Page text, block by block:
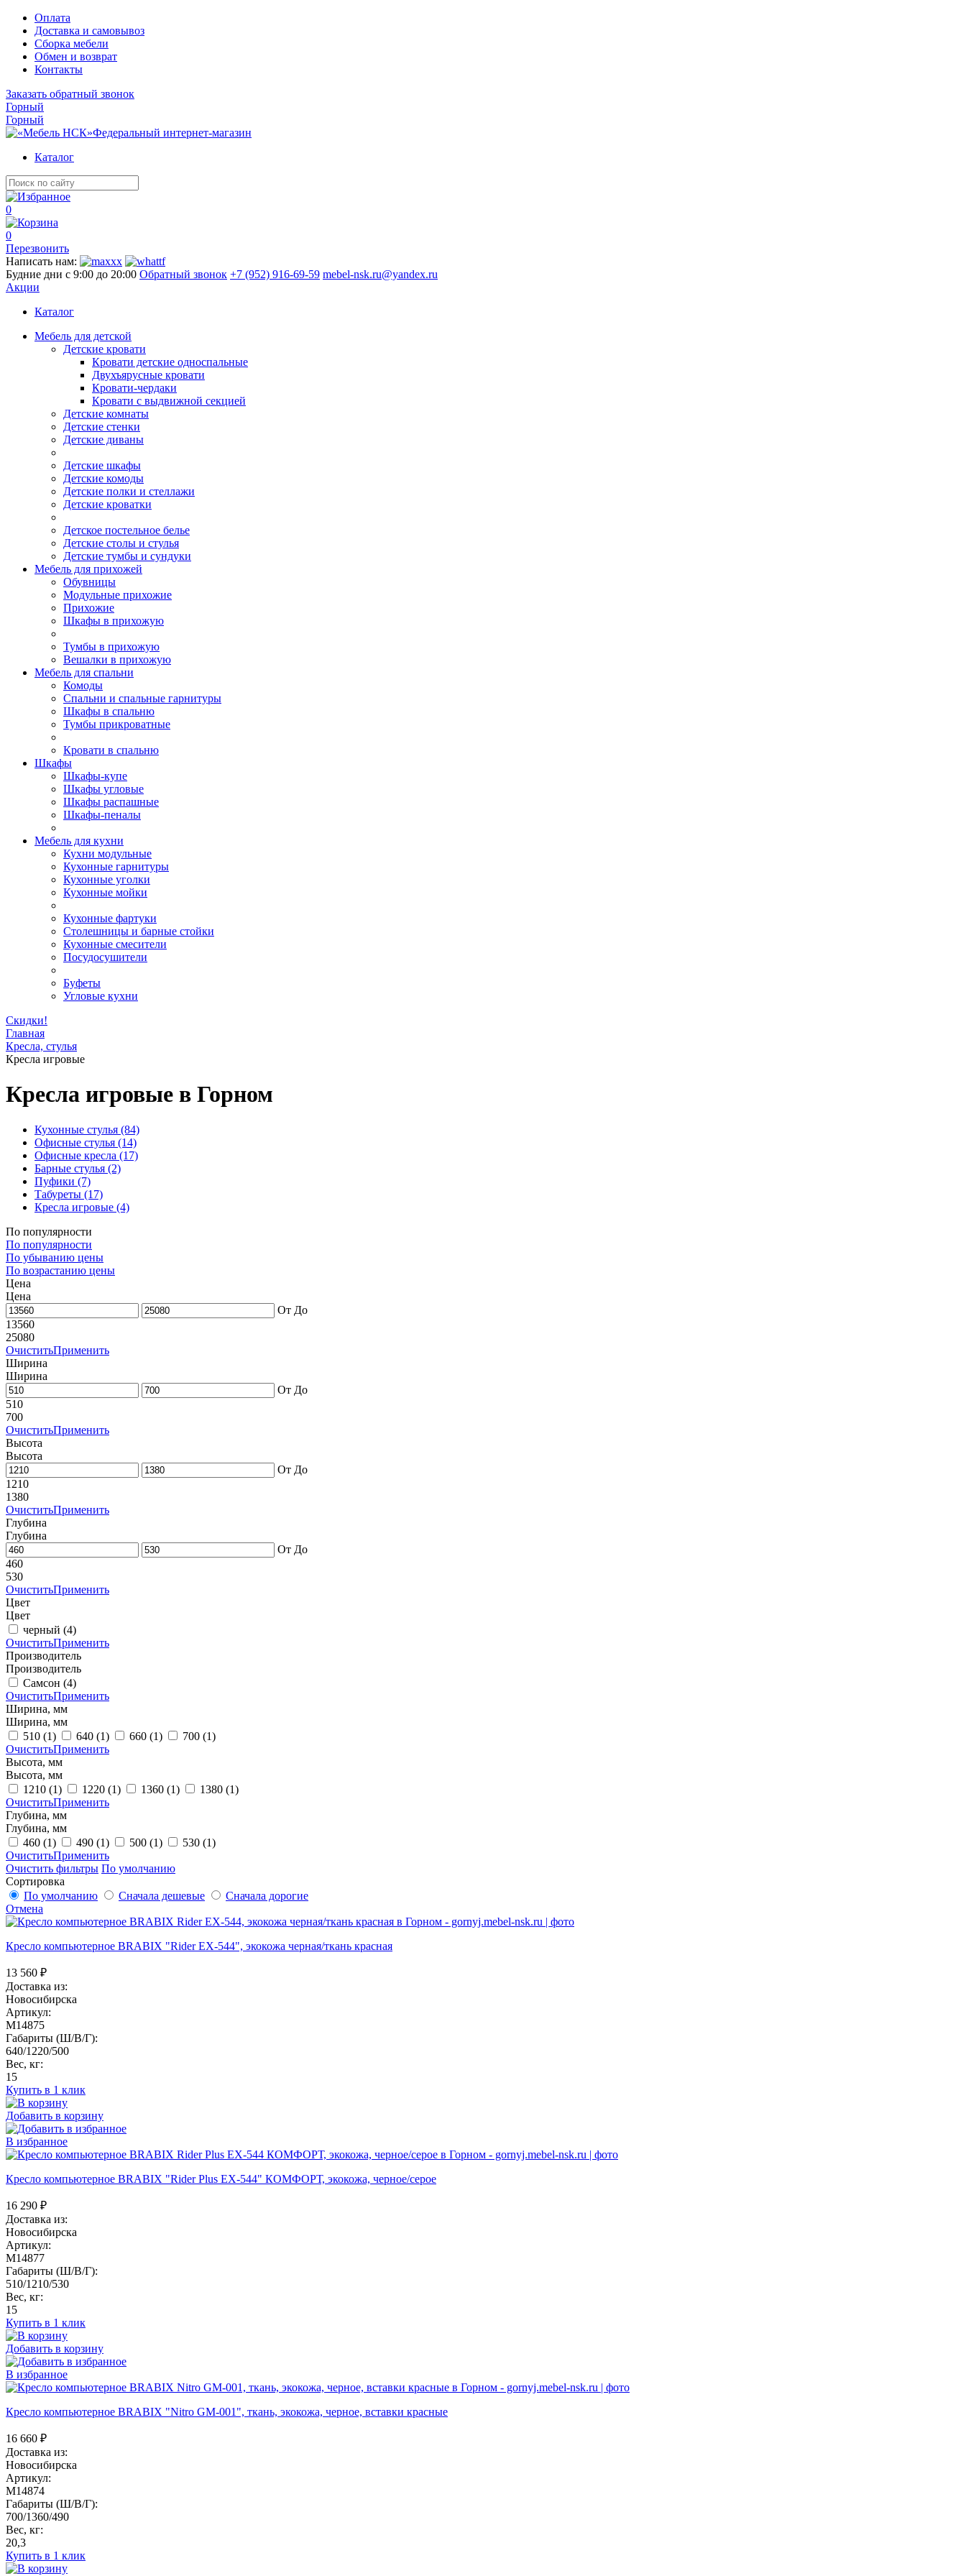
Оплата
Доставка и самовывоз
Сборка мебели
Обмен и возврат
Контакты
Заказать обратный звонок
Горный
Горный
Федеральный интернет-магазин
Каталог
0
0
Перезвонить
Написать нам:
Будние дни с 9:00 до 20:00 Обратный звонок +7 (952) 916-69-59 mebel-nsk.ru@yandex.ru
Акции
Каталог
Мебель для детской
Детские кровати
Кровати детские односпальные
Двухъярусные кровати
Кровати-чердаки
Кровати с выдвижной секцией
Детские комнаты
Детские стенки
Детские диваны
Детские шкафы
Детские комоды
Детские полки и стеллажи
Детские кроватки
Детское постельное белье
Детские столы и стулья
Детские тумбы и сундуки
Мебель для прихожей
Обувницы
Модульные прихожие
Прихожие
Шкафы в прихожую
Тумбы в прихожую
Вешалки в прихожую
Мебель для спальни
Комоды
Спальни и спальные гарнитуры
Шкафы в спальню
Тумбы прикроватные
Кровати в спальню
Шкафы
Шкафы-купе
Шкафы угловые
Шкафы распашные
Шкафы-пеналы
Мебель для кухни
Кухни модульные
Кухонные гарнитуры
Кухонные уголки
Кухонные мойки
Кухонные фартуки
Столешницы и барные стойки
Кухонные смесители
Посудосушители
Буфеты
Угловые кухни
Скидки!
Главная
Кресла, стулья
Кресла игровые
Кресла игровые в Горном
Кухонные стулья (84)
Офисные стулья (14)
Офисные кресла (17)
Барные стулья (2)
Пуфики (7)
Табуреты (17)
Кресла игровые (4)
По популярности
По популярности
По убыванию цены
По возрастанию цены
Цена
Цена
От До
13560
25080
ОчиститьПрименить
Ширина
Ширина
От До
510
700
ОчиститьПрименить
Высота
Высота
От До
1210
1380
ОчиститьПрименить
Глубина
Глубина
От До
460
530
ОчиститьПрименить
Цвет
Цвет
черный (4)
ОчиститьПрименить
Производитель
Производитель
Самсон (4)
ОчиститьПрименить
Ширина, мм
Ширина, мм
510 (1) 640 (1) 660 (1) 700 (1)
ОчиститьПрименить
Высота, мм
Высота, мм
1210 (1) 1220 (1) 1360 (1) 1380 (1)
ОчиститьПрименить
Глубина, мм
Глубина, мм
460 (1) 490 (1) 500 (1) 530 (1)
ОчиститьПрименить
Очистить фильтры По умолчанию
Сортировка
По умолчанию
Сначала дешевые
Сначала дорогие
Отмена
Кресло компьютерное BRABIX "Rider EX-544", экокожа черная/ткань красная
13 560 ₽
Доставка из:
Новосибирска
Артикул:
M14875
Габариты (Ш/В/Г):
640/1220/500
Вес, кг:
15
Купить в 1 клик
Добавить в корзину
В избранное
Кресло компьютерное BRABIX "Rider Plus EX-544" КОМФОРТ, экокожа, черное/серое
16 290 ₽
Доставка из:
Новосибирска
Артикул:
M14877
Габариты (Ш/В/Г):
510/1210/530
Вес, кг:
15
Купить в 1 клик
Добавить в корзину
В избранное
Кресло компьютерное BRABIX "Nitro GM-001", ткань, экокожа, черное, вставки красные
16 660 ₽
Доставка из:
Новосибирска
Артикул:
M14874
Габариты (Ш/В/Г):
700/1360/490
Вес, кг:
20,3
Купить в 1 клик